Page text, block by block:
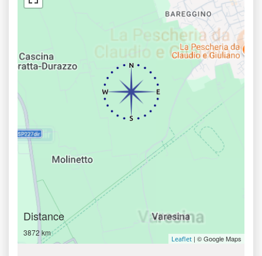
Distance
3872 km
Leaflet | © Google Maps